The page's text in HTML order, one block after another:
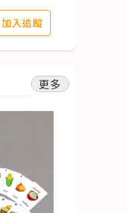
加入追蹤
更多